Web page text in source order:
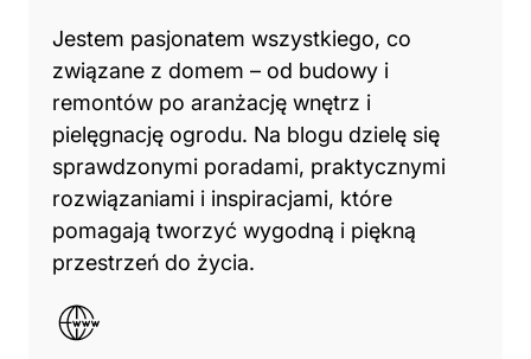
Jestem pasjonatem wszystkiego, co
związane z domem – od budowy i
remontów po aranżację wnętrz i
pielęgnację ogrodu. Na blogu dzielę się
sprawdzonymi poradami, praktycznymi
rozwiązaniami i inspiracjami, które
pomagają tworzyć wygodną i piękną
przestrzeń do życia.